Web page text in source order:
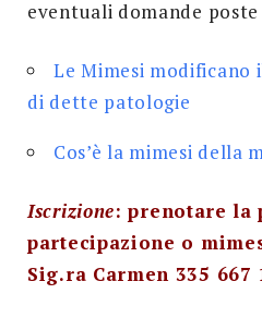
eventuali domande
Le Mimesi modificano
di dette patologie
Cos’è la mimesi della
Iscrizione: prenotare la
partecipazione o
Sig.ra Carmen 335 667